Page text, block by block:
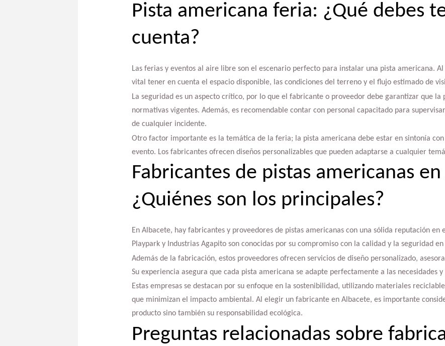
Pista americana feria: ¿Qué debes
cuenta?
Las ferias y eventos al aire libre son el escenario perfecto para instalar una pista americana.
vital tener en cuenta el espacio disponible, las condiciones del terreno y el flujo estimado de
La seguridad es un aspecto crítico, por lo que el fabricante o proveedor debe garantizar que la
normativas vigentes. Además, es recomendable contar con personal capacitado para
de cualquier incidente.
Otro factor importante es la temática de la feria; la pista americana debe estar en sintonía
evento. Los fabricantes ofrecen diseños personalizables que pueden adaptarse a cualquier
Fabricantes de pistas americanas
¿Quiénes son los principales?
En Albacete, hay fabricantes y proveedores de pistas americanas con una sólida reputación en
Playpark y Industrias Agapito son conocidas por su compromiso con la calidad y la seguridad en
Además de la fabricación, estos proveedores ofrecen servicios de diseño personalizado,
Su experiencia asegura que cada pista americana se adapte perfectamente a las necesidades
Estas empresas se destacan por su enfoque en la sostenibilidad, utilizando materiales
que minimizan el impacto ambiental. Al elegir un fabricante en Albacete, es importante
producto sino también su responsabilidad ecológica.
Preguntas relacionadas sobre